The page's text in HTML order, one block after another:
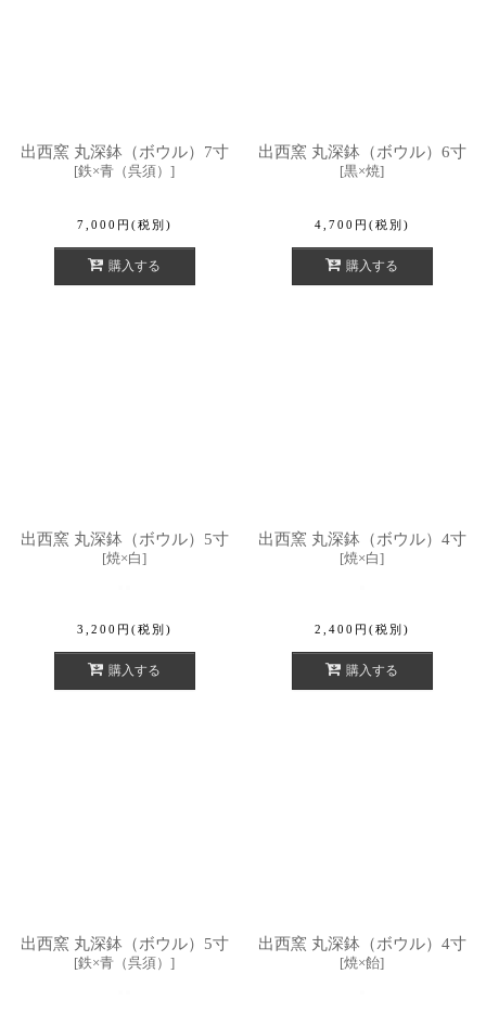
出西窯 丸深鉢（ボウル）7寸
[鉄×青（呉須） ]
7,000 円 (税別)
購入する
出西窯 丸深鉢（ボウル）6寸
[黒×焼]
4,700 円 (税別)
購入する
出西窯 丸深鉢（ボウル）5寸
[焼×白]
3,200 円 (税別)
購入する
出西窯 丸深鉢（ボウル）4寸
[焼×白]
2,400 円 (税別)
購入する
出西窯 丸深鉢（ボウル）5寸
[鉄×青（呉須） ]
出西窯 丸深鉢（ボウル）4寸
[焼×飴]